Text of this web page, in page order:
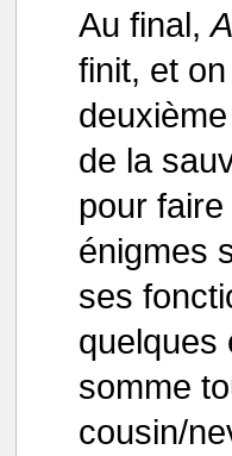
Au final,
finit, et
de la
pour
énigmes
ses
quelques
somme
cousin/